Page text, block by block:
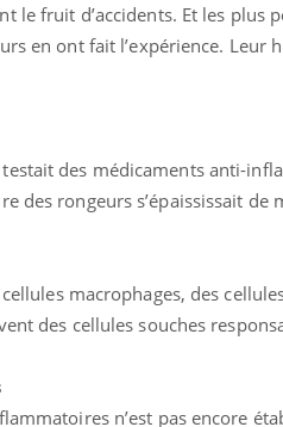
le fruit d’accidents. Et les plus
en ont fait l’expérience. Leur
des médicaments anti-
des rongeurs s’épaississait de
macrophages, des
des cellules souches
n’est pas encore